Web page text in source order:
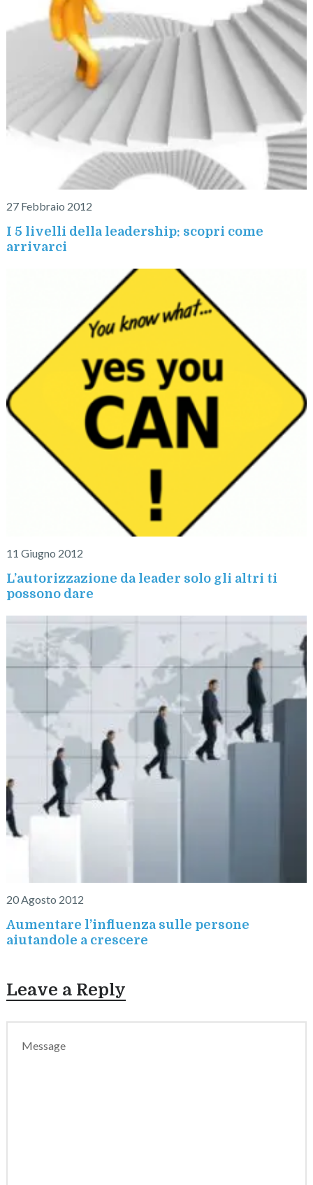
27 Febbraio 2012
I 5 livelli della leadership: scopri come
arrivarci
11 Giugno 2012
L’autorizzazione da leader solo gli altri ti
possono dare
20 Agosto 2012
Aumentare l’influenza sulle persone
aiutandole a crescere
Leave a Reply